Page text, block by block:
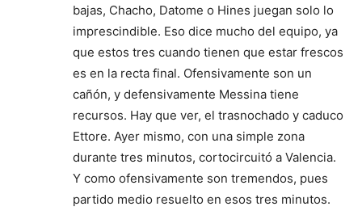
bajas, Chacho, Datome o Hines juegan solo lo
imprescindible. Eso dice mucho del equipo, ya
que estos tres cuando tienen que estar frescos
es en la recta final. Ofensivamente son un
cañón, y defensivamente Messina tiene
recursos. Hay que ver, el trasnochado y caduco
Ettore. Ayer mismo, con una simple zona
durante tres minutos, cortocircuitó a Valencia.
Y como ofensivamente son tremendos, pues
partido medio resuelto en esos tres minutos.